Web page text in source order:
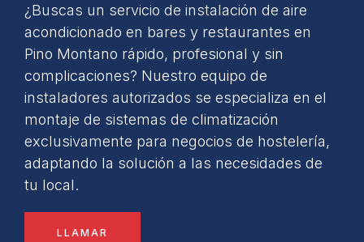
¿Buscas un servicio de instalación de aire
acondicionado en bares y restaurantes en
Pino Montano rápido, profesional y sin
complicaciones? Nuestro equipo de
instaladores autorizados se especializa en el
montaje de sistemas de climatización
exclusivamente para negocios de hostelería,
adaptando la solución a las necesidades de
tu local.
LLAMAR